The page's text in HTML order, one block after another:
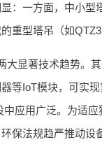
：一方面，中小
重型塔吊（如
显著技术趋势。其
等IoT模块，可实
中应用广泛。为适
保法规趋严推动